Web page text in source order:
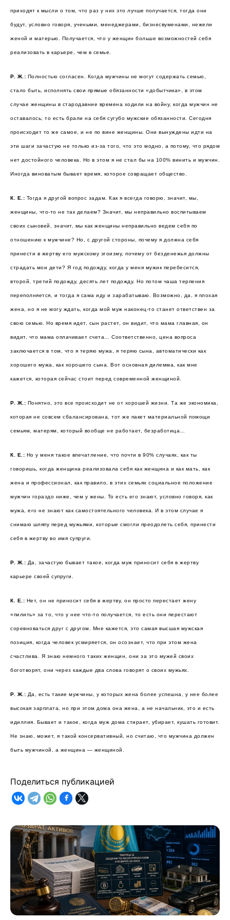
приходят к мысли о том, что раз у них это лучше получается, тогда они
будут, условно говоря, учеными, менеджерами, бизнесвуменами, нежели
женой и матерью. Получается, что у женщин больше возможностей себя
реализовать в карьере, чем в семье.
Р. Ж.: Полностью согласен. Когда мужчины не могут содержать семью,
стало быть, исполнять свои прямые обязанности «добытчика», в этом
случае женщины в стародавние времена ходили на войну, когда мужчин не
оставалось, то есть брали на себя сугубо мужские обязанности. Сегодня
происходит то же самое, и не по вине женщины. Они вынуждены идти на
эти шаги зачастую не только из-за того, что это модно, а потому, что рядом
нет достойного человека. Но в этом я не стал бы на 100% винить и мужчин.
Иногда виноватым бывает время, которое совращает общество.
К. Е.: Тогда я другой вопрос задам. Как я всегда говорю, значит, мы,
женщины, что-то не так делаем? Значит, мы неправильно воспитываем
своих сыновей, значит, мы как женщины неправильно ведем себя по
отношению к мужчине? Но, с другой стороны, почему я должна себя
принести в жертву его мужскому эгоизму, почему от безденежья должны
страдать мои дети? Я год подожду, когда у меня мужик перебесится,
второй, третий подожду, десять лет подожду. Но потом чаша терпения
переполняется, и тогда я сама иду и зарабатываю. Возможно, да, я плохая
жена, но я не могу ждать, когда мой муж наконец-то станет ответствен за
свою семью. Но время идет, сын растет, он видит, что мама главная, он
видит, что мама оплачивает счета… Соответственно, цена вопроса
заключается в том, что я теряю мужа, я теряю сына, автоматически как
хорошего мужа, как хорошего сына. Вот основная дилемма, как мне
кажется, которая сейчас стоит перед современной женщиной.
Р. Ж.: Понятно, это все происходит не от хорошей жизни. Та же экономика,
которая не совсем сбалансирована, тот же пакет материальной помощи
семьям, матерям, который вообще не работает, безработица…
К. Е.: Но у меня такое впечатление, что почти в 90% случаях, как ты
говоришь, когда женщина реализовала себя как женщина и как мать, как
жена и профессионал, как правило, в этих семьях социальное положение
мужчин гораздо ниже, чем у жены. То есть его знают, условно говоря, как
мужа, его не знают как самостоятельного человека. И в этом случае я
снимаю шляпу перед мужьями, которые смогли преодолеть себя, принести
себя в жертву во имя супруги.
Р. Ж.: Да, зачастую бывает такое, когда муж приносит себя в жертву
карьере своей супруги.
К. Е.: Нет, он не приносит себя в жертву, он просто перестает жену
«пилить» за то, что у нее что-то получается, то есть они перестают
соревноваться друг с другом. Мне кажется, это самая высшая мужская
позиция, когда человек усмиряется, он осознает, что при этом жена
счастлива. Я знаю немного таких женщин, они за это мужей своих
боготворят, они через каждые два слова говорят о своих мужьях.
Р. Ж.: Да, есть такие мужчины, у которых жена более успешна, у нее более
высокая зарплата, но при этом дома она жена, а не начальник, это и есть
идиллия. Бывает и такое, когда муж дома стирает, убирает, кушать готовит.
Не знаю, может, я такой консервативный, но считаю, что мужчина должен
быть мужчиной, а женщина — женщиной.
Поделиться публикацией